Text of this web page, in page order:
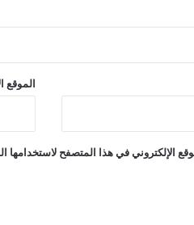
الموقع
الإلكتروني في هذا المتصفح لاستخدامها